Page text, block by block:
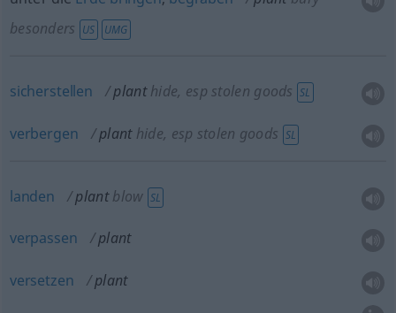
besonders US UMG
sicherstellen plant hide, esp stolen goods SL
verbergen plant hide, esp stolen goods SL
landen plant blow SL
verpassen plant
versetzen plant